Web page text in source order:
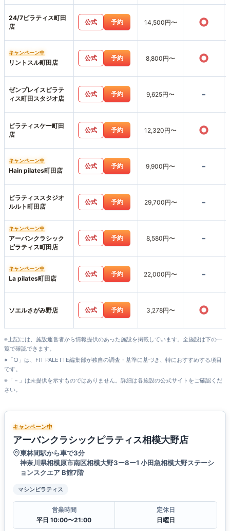
24/7ピラティス町田
店
公式 予約 14,500円〜 ○
キャンペーン中
リントスル町田店
公式 予約 8,800円〜 ○
ゼンプレイスピラテ
ィス町田スタジオ店
公式 予約 9,625円〜 -
ピラティスケー町田
店
公式 予約 12,320円〜 ○
キャンペーン中
Hain pilates町田店
公式 予約 9,900円〜 -
ピラティススタジオ
ルルト町田店
公式 予約 29,700円〜 -
キャンペーン中
アーバンクラシック
ピラティス町田店
公式 予約 8,580円〜 -
キャンペーン中
La pilates町田店
公式 予約 22,000円〜 -
ソエルさがみ野店 公式 予約 3,278円〜 ○
※上記には、施設運営者から情報提供のあった施設を掲載しています。全施設は下の一
覧で確認できます。
※「○」は、FIT PALETTE編集部が独自の調査・基準に基づき、特におすすめする項目
です。
※「－」は未提供を示すものではありません。詳細は各施設の公式サイトをご確認くだ
さい。
キャンペーン中
アーバンクラシックピラティス相模大野店
東林間駅から車で3分
神奈川県相模原市南区相模大野3ー8ー1 小田急相模大野ステーシ
ョンスクエア B館7階
マシンピラティス
営業時間
平日 10:00〜21:00
定休日
日曜日